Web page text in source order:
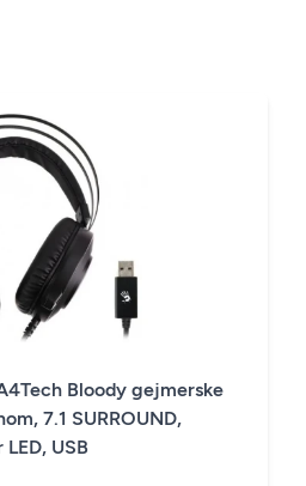
Bloody gejmerske
7.1 SURROUND,
USB